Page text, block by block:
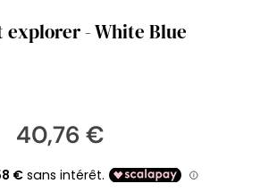
explorer - White Blue
40,76 €